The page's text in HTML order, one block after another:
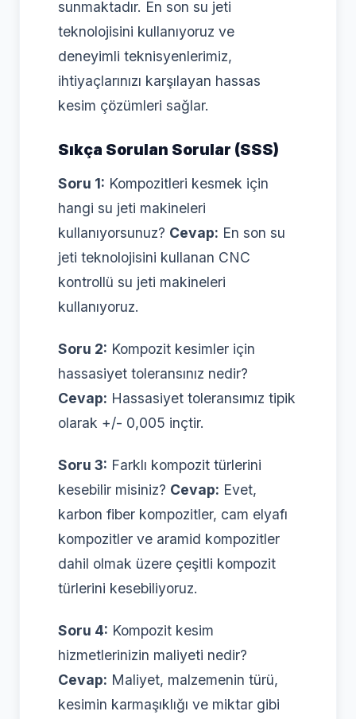
sunmaktadır. En son su jeti
teknolojisini kullanıyoruz ve
deneyimli teknisyenlerimiz,
ihtiyaçlarınızı karşılayan hassas
kesim çözümleri sağlar.
Sıkça Sorulan Sorular (SSS)
Soru 1: Kompozitleri kesmek için
hangi su jeti makineleri
kullanıyorsunuz? Cevap: En son su
jeti teknolojisini kullanan CNC
kontrollü su jeti makineleri
kullanıyoruz.
Soru 2: Kompozit kesimler için
hassasiyet toleransınız nedir?
Cevap: Hassasiyet toleransımız tipik
olarak +/- 0,005 inçtir.
Soru 3: Farklı kompozit türlerini
kesebilir misiniz? Cevap: Evet,
karbon fiber kompozitler, cam elyafı
kompozitler ve aramid kompozitler
dahil olmak üzere çeşitli kompozit
türlerini kesebiliyoruz.
Soru 4: Kompozit kesim
hizmetlerinizin maliyeti nedir?
Cevap: Maliyet, malzemenin türü,
kesimin karmaşıklığı ve miktar gibi